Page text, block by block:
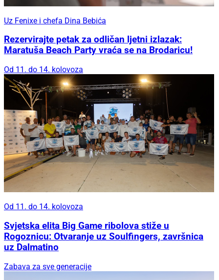
Uz Fenixe i chefa Dina Bebića
Rezervirajte petak za odličan ljetni izlazak:
Maratuša Beach Party vraća se na Brodaricu!
Od 11. do 14. kolovoza
Od 11. do 14. kolovoza
Svjetska elita Big Game ribolova stiže u
Rogoznicu: Otvaranje uz Soulfingers, završnica
uz Dalmatino
Zabava za sve generacije